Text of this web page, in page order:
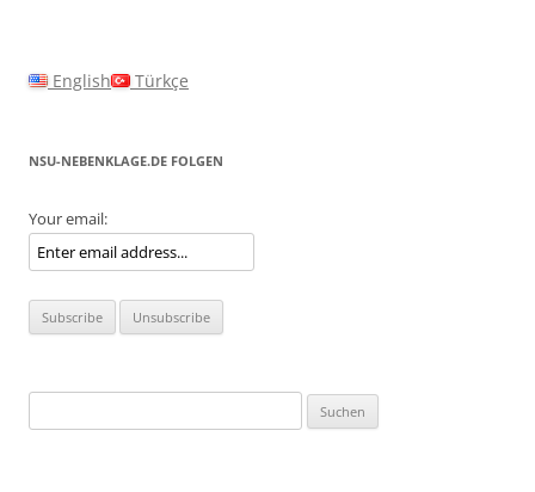
English Türkçe
NSU-NEBENKLAGE.DE FOLGEN
Your email:
nach: